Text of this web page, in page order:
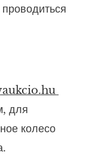
для
колесо